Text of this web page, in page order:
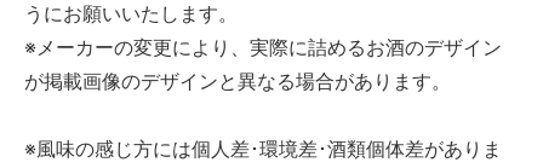
うにお願いいたします。
※メーカーの変更により、実際に詰めるお酒のデザイン
が掲載画像のデザインと異なる場合があります。
※風味の感じ方には個人差･環境差･酒類個体差がありま